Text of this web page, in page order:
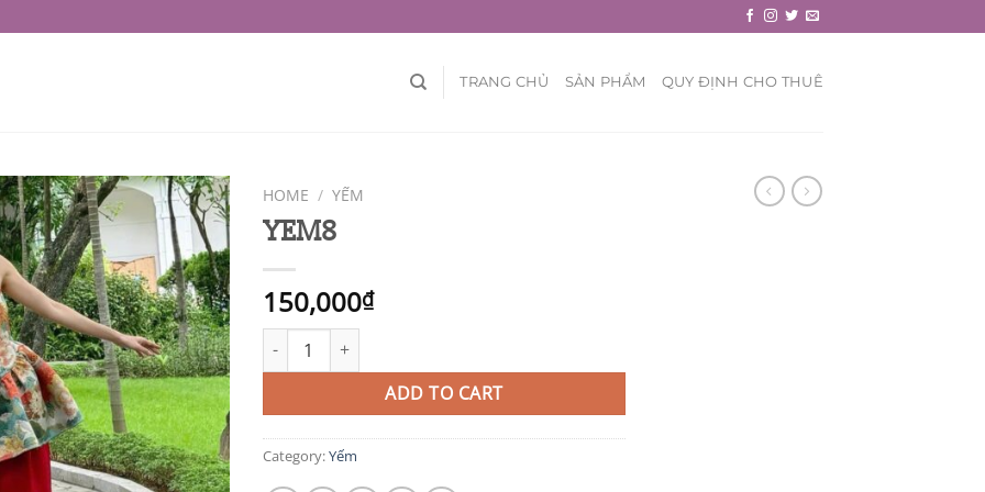
TRANG CHỦ SẢN PHẨM QUY ĐỊNH CHO THUÊ
HOME / YẾM
YEM8
150,000₫
YEM8 quantity
ADD TO CART
Category:Yếm